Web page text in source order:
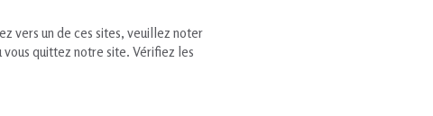
vers un de ces sites, veuillez noter
quittez notre site. Vérifiez les